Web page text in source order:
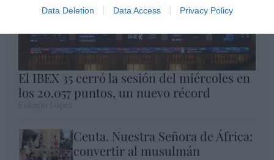
Data Deletion Data Access Privacy Policy
El IBEX 35 cerró la sesión del miércoles en
los 20.057 puntos, un nuevo récord
Ceuta. Nuestra Señora de África:
convertir al musulmán